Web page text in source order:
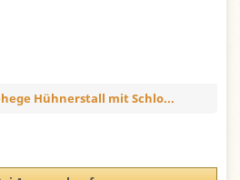
Hühnerstall mit Schlo...